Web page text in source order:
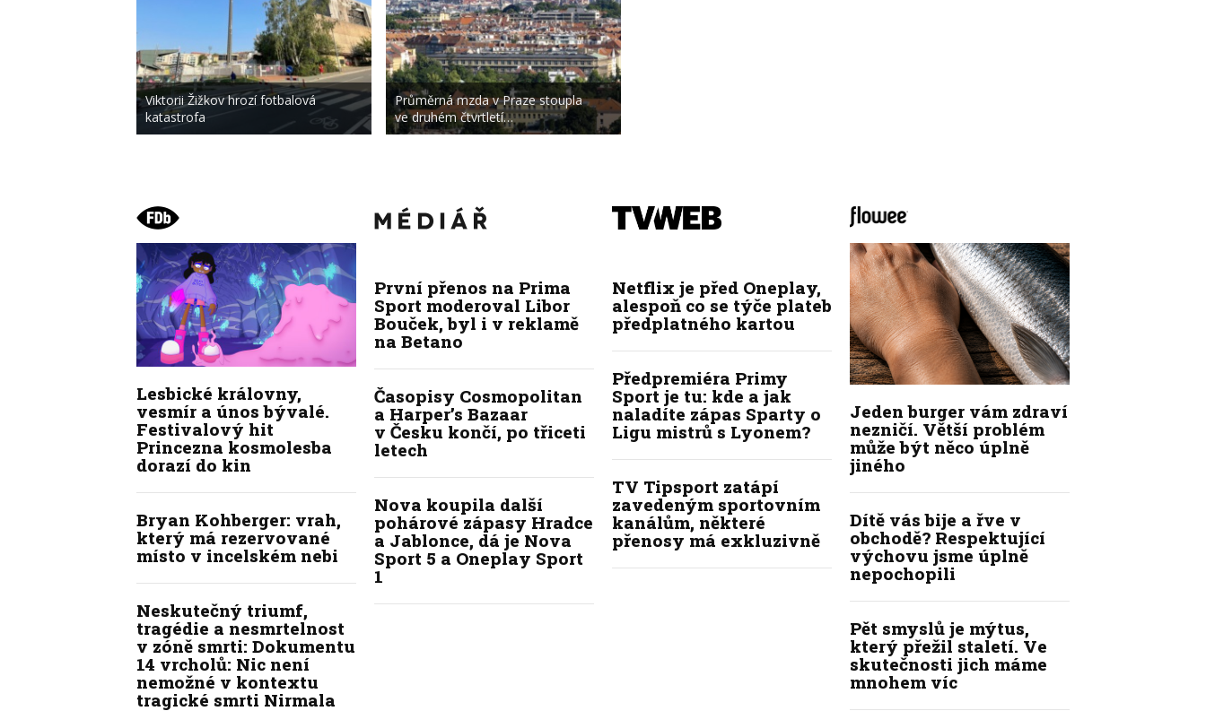
Viktorii Žižkov hrozí fotbalová
katastrofa
Průměrná mzda v Praze stoupla
ve druhém čtvrtletí…
Lesbické královny,
vesmír a únos bývalé.
Festivalový hit
Princezna kosmolesba
dorazí do kin
Bryan Kohberger: vrah,
který má rezervované
místo v incelském nebi
Neskutečný triumf,
tragédie a nesmrtelnost
v zóně smrti: Dokumentu
14 vrcholů: Nic není
nemožné v kontextu
tragické smrti Nirmala
První přenos na Prima
Sport moderoval Libor
Bouček, byl i v reklamě
na Betano
Časopisy Cosmopolitan
a Harper’s Bazaar
v Česku končí, po třiceti
letech
Nova koupila další
pohárové zápasy Hradce
a Jablonce, dá je Nova
Sport 5 a Oneplay Sport
1
Netflix je před Oneplay,
alespoň co se týče plateb
předplatného kartou
Předpremiéra Primy
Sport je tu: kde a jak
naladíte zápas Sparty o
Ligu mistrů s Lyonem?
TV Tipsport zatápí
zavedeným sportovním
kanálům, některé
přenosy má exkluzivně
Jeden burger vám zdraví
nezničí. Větší problém
může být něco úplně
jiného
Dítě vás bije a řve v
obchodě? Respektující
výchovu jsme úplně
nepochopili
Pět smyslů je mýtus,
který přežil staletí. Ve
skutečnosti jich máme
mnohem víc